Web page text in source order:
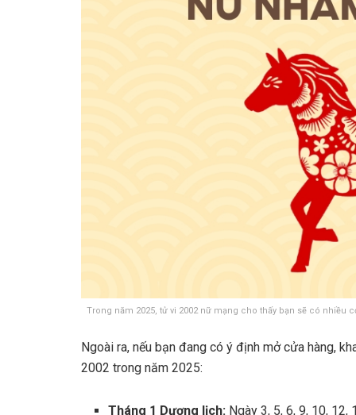
Trong năm 2025, tử vi 2002 nữ mạng cho thấy bạn sẽ có nhiều
Ngoài ra, nếu bạn đang có ý định mở cửa hàng,
2002 trong năm 2025:
Tháng 1 Dương lịch: Ngày 3, 5, 6, 9, 10, 12,